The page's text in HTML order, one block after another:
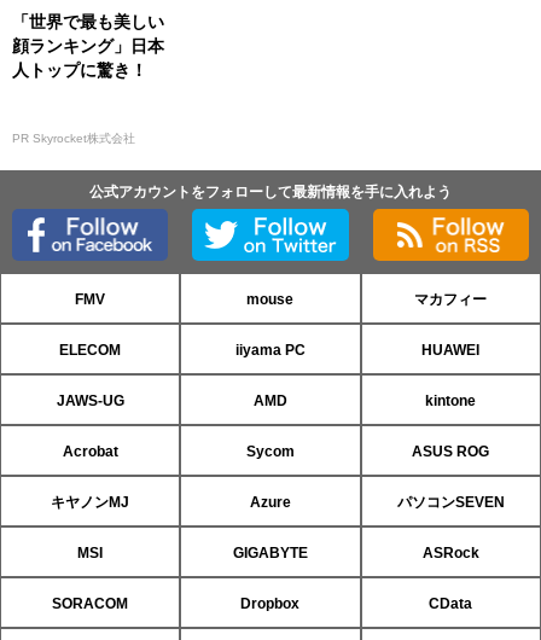
「世界で最も美しい
顔ランキング」日本
人トップに驚き！
PR Skyrocket株式会社
公式アカウントをフォローして最新情報を手に入れよう
FMV mouse マカフィー
ELECOM iiyama PC HUAWEI
JAWS-UG AMD kintone
Acrobat Sycom ASUS ROG
キヤノンMJ Azure パソコンSEVEN
MSI GIGABYTE ASRock
SORACOM Dropbox CData